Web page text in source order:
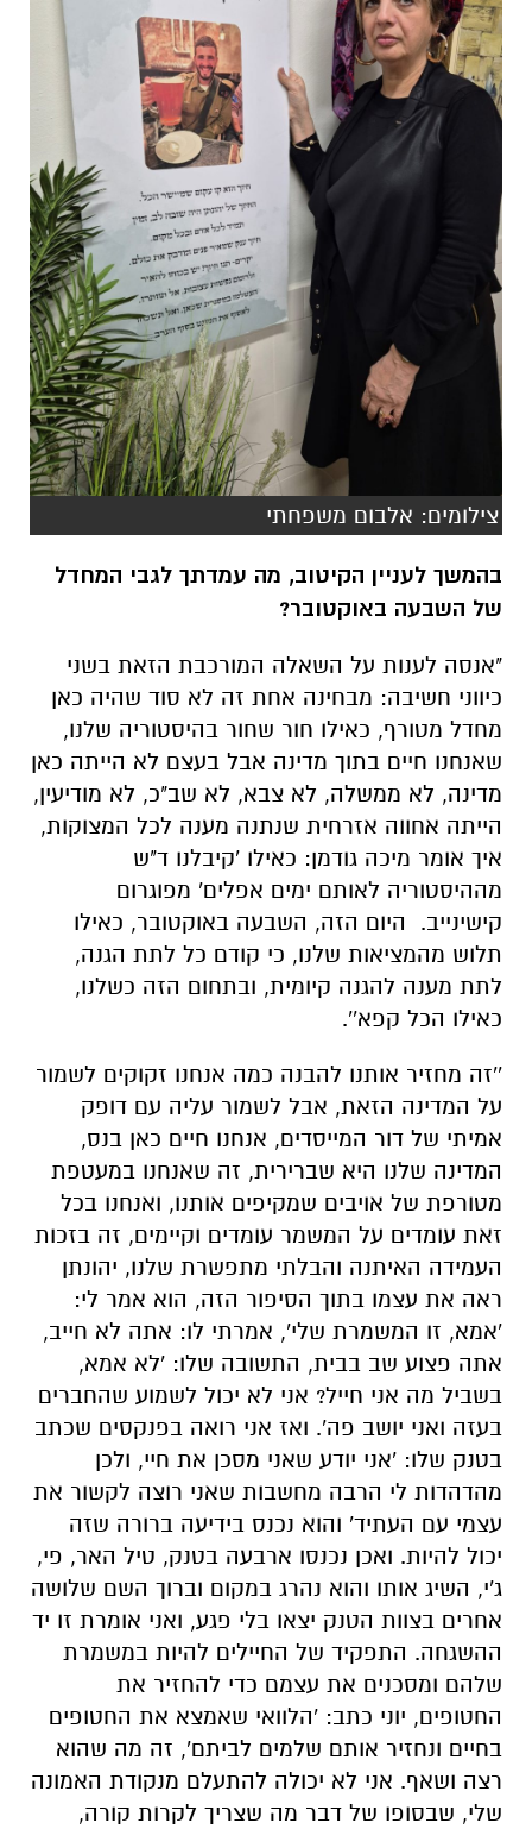
צילומים: אלבום משפחתי
בהמשך לעניין הקיטוב, מה עמדתך לגבי המחדל
של השבעה באוקטובר?
"אנסה לענות על השאלה המורכבת הזאת בשני
כיווני חשיבה: מבחינה אחת זה לא סוד שהיה כאן
מחדל מטורף, כאילו חור שחור בהיסטוריה שלנו,
שאנחנו חיים בתוך מדינה אבל בעצם לא הייתה כאן
מדינה, לא ממשלה, לא צבא, לא שב"כ, לא מודיעין,
הייתה אחווה אזרחית שנתנה מענה לכל המצוקות,
איך אומר מיכה גודמן: כאילו 'קיבלנו ד"ש
מההיסטוריה לאותם ימים אפלים' מפוגרום
קישינייב. היום הזה, השבעה באוקטובר, כאילו
תלוש מהמציאות שלנו, כי קודם כל לתת הגנה,
לתת מענה להגנה קיומית, ובתחום הזה כשלנו,
כאילו הכל קפא''.
''זה מחזיר אותנו להבנה כמה אנחנו זקוקים לשמור
על המדינה הזאת, אבל לשמור עליה עם דופק
אמיתי של דור המייסדים, אנחנו חיים כאן בנס,
המדינה שלנו היא שברירית, זה שאנחנו במעטפת
מטורפת של אויבים שמקיפים אותנו, ואנחנו בכל
זאת עומדים על המשמר עומדים וקיימים, זה בזכות
העמידה האיתנה והבלתי מתפשרת שלנו, יהונתן
ראה את עצמו בתוך הסיפור הזה, הוא אמר לי:
'אמא, זו המשמרת שלי', אמרתי לו: אתה לא חייב,
אתה פצוע שב בבית, התשובה שלו: 'לא אמא,
בשביל מה אני חייל? אני לא יכול לשמוע שהחברים
בעזה ואני יושב פה'. ואז אני רואה בפנקסים שכתב
בטנק שלו: 'אני יודע שאני מסכן את חיי, ולכן
מהדהדות לי הרבה מחשבות שאני רוצה לקשור את
עצמי עם העתיד' והוא נכנס בידיעה ברורה שזה
יכול להיות. ואכן נכנסו ארבעה בטנק, טיל האר, פי,
ג'י, השיג אותו והוא נהרג במקום וברוך השם שלושה
אחרים בצוות הטנק יצאו בלי פגע, ואני אומרת זו יד
ההשגחה. התפקיד של החיילים להיות במשמרת
שלהם ומסכנים את עצמם כדי להחזיר את
החטופים, יוני כתב: 'הלוואי שאמצא את החטופים
בחיים ונחזיר אותם שלמים לביתם', זה מה שהוא
רצה ושאף. אני לא יכולה להתעלם מנקודת האמונה
שלי, שבסופו של דבר מה שצריך לקרות קורה,